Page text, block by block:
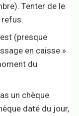
Tenter de le
(presque
en caisse »
du
un chèque
daté du jour,